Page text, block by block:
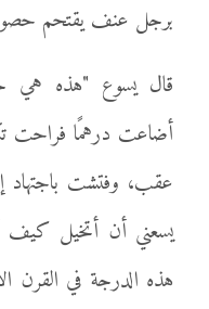
برجل عنف يقتحم حصون
قال يسوع "هذه هي
أضاعت درهمًا فراحت
عقب، وفتشت
يسعني أن أتخيل كيف
هذه الدرجة في القرن